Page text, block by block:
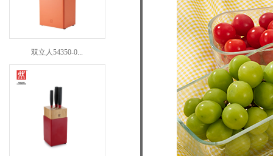
双立人54350-0...